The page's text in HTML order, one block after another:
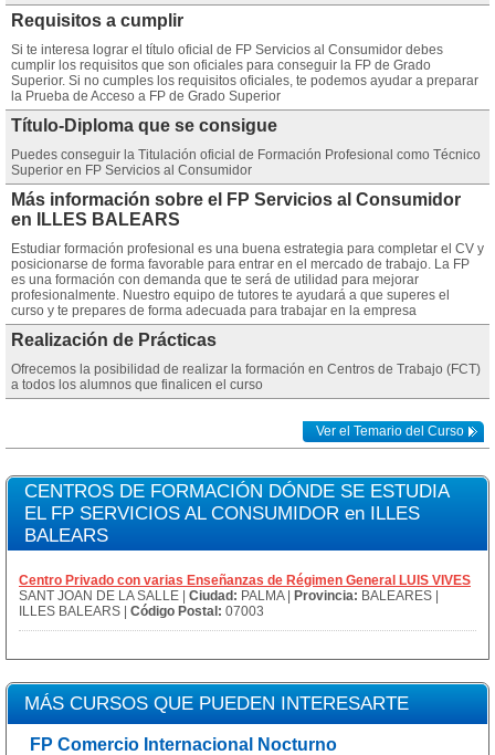
Requisitos a cumplir
Si te interesa lograr el título oficial de FP Servicios al Consumidor debes
cumplir los requisitos que son oficiales para conseguir la FP de Grado
Superior. Si no cumples los requisitos oficiales, te podemos ayudar a preparar
la Prueba de Acceso a FP de Grado Superior
Título-Diploma que se consigue
Puedes conseguir la Titulación oficial de Formación Profesional como Técnico
Superior en FP Servicios al Consumidor
Más información sobre el FP Servicios al Consumidor
en ILLES BALEARS
Estudiar formación profesional es una buena estrategia para completar el CV y
posicionarse de forma favorable para entrar en el mercado de trabajo. La FP
es una formación con demanda que te será de utilidad para mejorar
profesionalmente. Nuestro equipo de tutores te ayudará a que superes el
curso y te prepares de forma adecuada para trabajar en la empresa
Realización de Prácticas
Ofrecemos la posibilidad de realizar la formación en Centros de Trabajo (FCT)
a todos los alumnos que finalicen el curso
Ver el Temario del Curso
CENTROS DE FORMACIÓN DÓNDE SE ESTUDIA
EL FP SERVICIOS AL CONSUMIDOR en ILLES
BALEARS
Centro Privado con varias Enseñanzas de Régimen General LUIS VIVES
SANT JOAN DE LA SALLE | Ciudad: PALMA | Provincia: BALEARES |
ILLES BALEARS | Código Postal: 07003
MÁS CURSOS QUE PUEDEN INTERESARTE
FP Comercio Internacional Nocturno